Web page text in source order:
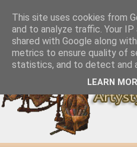
This site uses cookies from
and to analyze traffic. Your
shared with Google along
metrics to ensure quality of
statistics, and to detect and
LEARN